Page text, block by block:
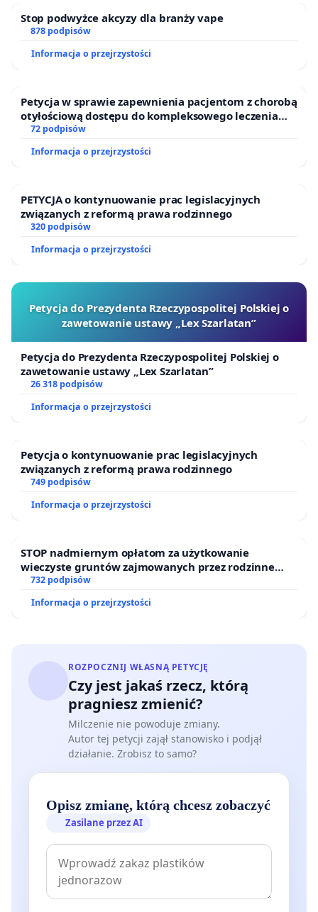
(np. rzeźby, tablice reklamowe itp.).
Opinia prawna
Stop podwyżce akcyzy dla branży vape
878 podpisów
Informacja o przejrzystości
Petycja w sprawie zapewnienia pacjentom z chorobą
otyłościową dostępu do kompleksowego leczenia
oraz programów profilaktycznych.
72 podpisów
Informacja o przejrzystości
PETYCJA o kontynuowanie prac legislacyjnych
związanych z reformą prawa rodzinnego
320 podpisów
Informacja o przejrzystości
Petycja do Prezydenta Rzeczypospolitej Polskiej o
zawetowanie ustawy „Lex Szarlatan”
Petycja do Prezydenta Rzeczypospolitej Polskiej o
zawetowanie ustawy „Lex Szarlatan”
26 318 podpisów
Informacja o przejrzystości
Petycja o kontynuowanie prac legislacyjnych
związanych z reformą prawa rodzinnego
749 podpisów
Informacja o przejrzystości
STOP nadmiernym opłatom za użytkowanie
wieczyste gruntów zajmowanych przez rodzinne
ogrody działkowe.
732 podpisów
Informacja o przejrzystości
ROZPOCZNIJ WŁASNĄ PETYCJĘ
Czy jest jakaś rzecz, którą
pragniesz zmienić?
Milczenie nie powoduje zmiany.
Autor tej petycji zajął stanowisko i podjął
działanie. Zrobisz to samo?
Opisz zmianę, którą chcesz zobaczyć
Zasilane przez AI